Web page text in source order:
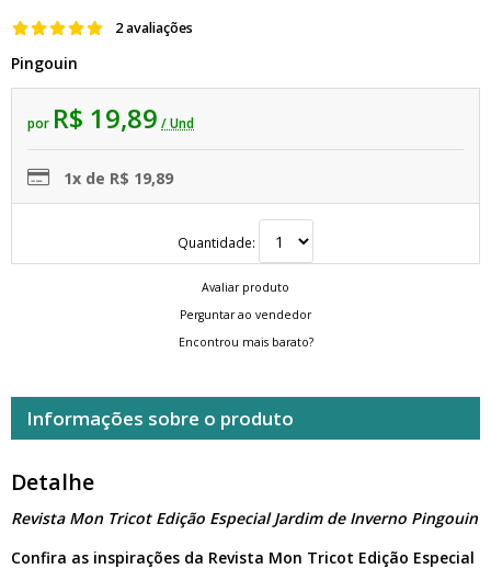
2 avaliações
Pingouin
por R$ 19,89 / Und
1x de R$ 19,89
Quantidade:
Avaliar produto
Perguntar ao vendedor
Encontrou mais barato?
Informações sobre o produto
Detalhe
Revista Mon Tricot Edição Especial Jardim de Inverno Pingouin
Confira as inspirações da Revista Mon Tricot Edição Especial